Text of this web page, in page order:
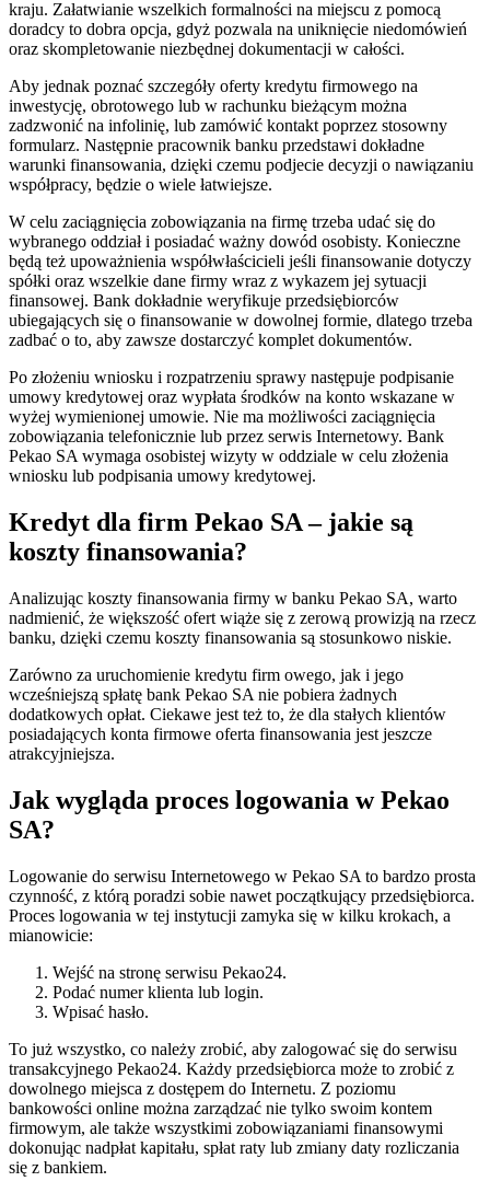
kraju. Załatwianie wszelkich formalności na miejscu z pomocą
doradcy to dobra opcja, gdyż pozwala na uniknięcie niedomówień
oraz skompletowanie niezbędnej dokumentacji w całości.
Aby jednak poznać szczegóły oferty kredytu firmowego na
inwestycję, obrotowego lub w rachunku bieżącym można
zadzwonić na infolinię, lub zamówić kontakt poprzez stosowny
formularz. Następnie pracownik banku przedstawi dokładne
warunki finansowania, dzięki czemu podjecie decyzji o nawiązaniu
współpracy, będzie o wiele łatwiejsze.
W celu zaciągnięcia zobowiązania na firmę trzeba udać się do
wybranego oddział i posiadać ważny dowód osobisty. Konieczne
będą też upoważnienia współwłaścicieli jeśli finansowanie dotyczy
spółki oraz wszelkie dane firmy wraz z wykazem jej sytuacji
finansowej. Bank dokładnie weryfikuje przedsiębiorców
ubiegających się o finansowanie w dowolnej formie, dlatego trzeba
zadbać o to, aby zawsze dostarczyć komplet dokumentów.
Po złożeniu wniosku i rozpatrzeniu sprawy następuje podpisanie
umowy kredytowej oraz wypłata środków na konto wskazane w
wyżej wymienionej umowie. Nie ma możliwości zaciągnięcia
zobowiązania telefonicznie lub przez serwis Internetowy. Bank
Pekao SA wymaga osobistej wizyty w oddziale w celu złożenia
wniosku lub podpisania umowy kredytowej.
Kredyt dla firm Pekao SA – jakie są
koszty finansowania?
Analizując koszty finansowania firmy w banku Pekao SA, warto
nadmienić, że większość ofert wiąże się z zerową prowizją na rzecz
banku, dzięki czemu koszty finansowania są stosunkowo niskie.
Zarówno za uruchomienie kredytu firm owego, jak i jego
wcześniejszą spłatę bank Pekao SA nie pobiera żadnych
dodatkowych opłat. Ciekawe jest też to, że dla stałych klientów
posiadających konta firmowe oferta finansowania jest jeszcze
atrakcyjniejsza.
Jak wygląda proces logowania w Pekao
SA?
Logowanie do serwisu Internetowego w Pekao SA to bardzo prosta
czynność, z którą poradzi sobie nawet początkujący przedsiębiorca.
Proces logowania w tej instytucji zamyka się w kilku krokach, a
mianowicie:
Wejść na stronę serwisu Pekao24.
Podać numer klienta lub login.
Wpisać hasło.
To już wszystko, co należy zrobić, aby zalogować się do serwisu
transakcyjnego Pekao24. Każdy przedsiębiorca może to zrobić z
dowolnego miejsca z dostępem do Internetu. Z poziomu
bankowości online można zarządzać nie tylko swoim kontem
firmowym, ale także wszystkimi zobowiązaniami finansowymi
dokonując nadpłat kapitału, spłat raty lub zmiany daty rozliczania
się z bankiem.